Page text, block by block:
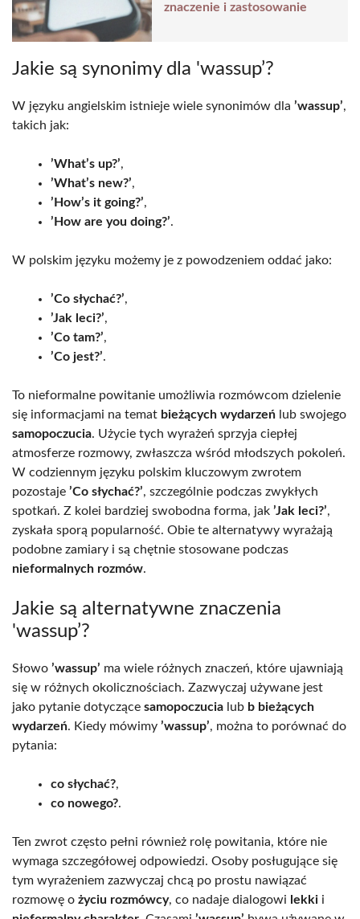
znaczenie i zastosowanie
Jakie są synonimy dla 'wassup’?
W języku angielskim istnieje wiele synonimów dla ’wassup’,
takich jak:
’What’s up?’,
’What’s new?’,
’How’s it going?’,
’How are you doing?’.
W polskim języku możemy je z powodzeniem oddać jako:
’Co słychać?’,
’Jak leci?’,
’Co tam?’,
’Co jest?’.
To nieformalne powitanie umożliwia rozmówcom dzielenie
się informacjami na temat bieżących wydarzeń lub swojego
samopoczucia. Użycie tych wyrażeń sprzyja ciepłej
atmosferze rozmowy, zwłaszcza wśród młodszych pokoleń.
W codziennym języku polskim kluczowym zwrotem
pozostaje ’Co słychać?’, szczególnie podczas zwykłych
spotkań. Z kolei bardziej swobodna forma, jak ’Jak leci?’,
zyskała sporą popularność. Obie te alternatywy wyrażają
podobne zamiary i są chętnie stosowane podczas
nieformalnych rozmów.
Jakie są alternatywne znaczenia
'wassup’?
Słowo ’wassup’ ma wiele różnych znaczeń, które ujawniają
się w różnych okolicznościach. Zazwyczaj używane jest
jako pytanie dotyczące samopoczucia lub b bieżących
wydarzeń. Kiedy mówimy ’wassup’, można to porównać do
pytania:
co słychać?,
co nowego?.
Ten zwrot często pełni również rolę powitania, które nie
wymaga szczegółowej odpowiedzi. Osoby posługujące się
tym wyrażeniem zazwyczaj chcą po prostu nawiązać
rozmowę o życiu rozmówcy, co nadaje dialogowi lekki i